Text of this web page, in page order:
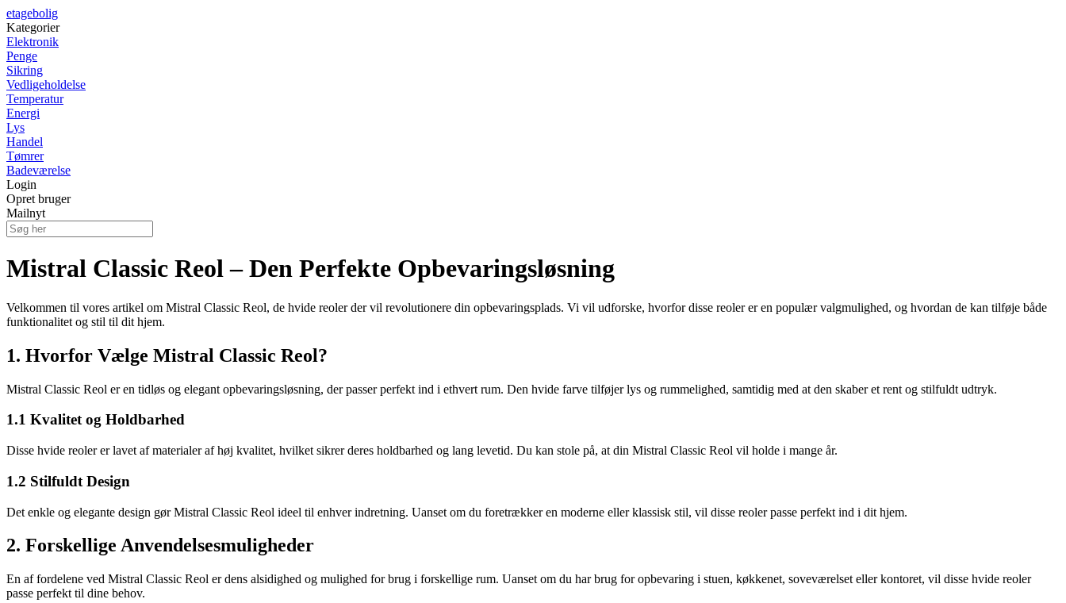
etagebolig
Kategorier
Elektronik
Penge
Sikring
Vedligeholdelse
Temperatur
Energi
Lys
Handel
Tømrer
Badeværelse
Login
Opret bruger
Mailnyt
Mistral Classic Reol – Den Perfekte Opbevaringsløsning
Velkommen til vores artikel om Mistral Classic Reol, de hvide reoler der vil revolutionere din opbevaringsplads. Vi vil udforske, hvorfor disse reoler er en populær valgmulighed, og hvordan de kan tilføje både
funktionalitet og stil til dit hjem.
1. Hvorfor Vælge Mistral Classic Reol?
Mistral Classic Reol er en tidløs og elegant opbevaringsløsning, der passer perfekt ind i ethvert rum. Den hvide farve tilføjer lys og rummelighed, samtidig med at den skaber et rent og stilfuldt udtryk.
1.1 Kvalitet og Holdbarhed
Disse hvide reoler er lavet af materialer af høj kvalitet, hvilket sikrer deres holdbarhed og lang levetid. Du kan stole på, at din Mistral Classic Reol vil holde i mange år.
1.2 Stilfuldt Design
Det enkle og elegante design gør Mistral Classic Reol ideel til enhver indretning. Uanset om du foretrækker en moderne eller klassisk stil, vil disse reoler passe perfekt ind i dit hjem.
2. Forskellige Anvendelsesmuligheder
En af fordelene ved Mistral Classic Reol er dens alsidighed og mulighed for brug i forskellige rum. Uanset om du har brug for opbevaring i stuen, køkkenet, soveværelset eller kontoret, vil disse hvide reoler
passe perfekt til dine behov.